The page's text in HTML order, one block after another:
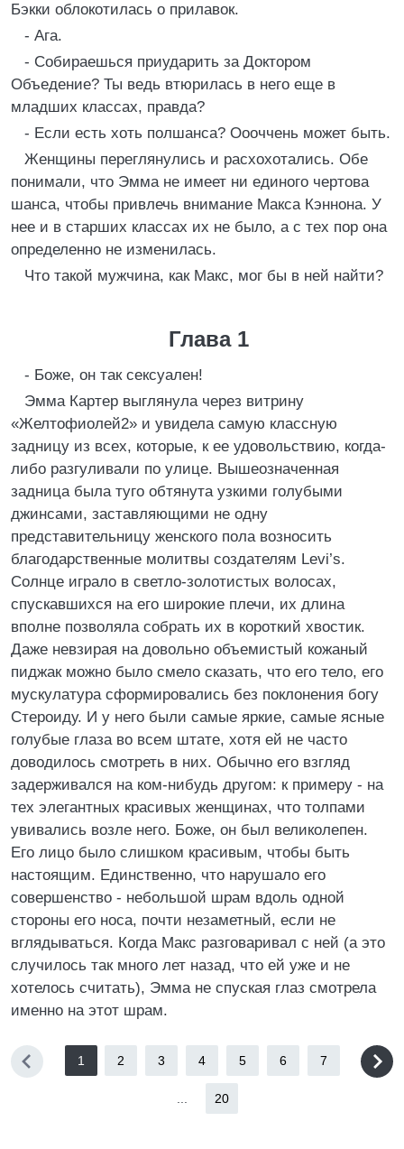
Бэкки облокотилась о прилавок.
- Ага.
- Собираешься приударить за Доктором
Объедение? Ты ведь втюрилась в него еще в
младших классах, правда?
- Если есть хоть полшанса? Оооччень может быть.
Женщины переглянулись и расхохотались. Обе
понимали, что Эмма не имеет ни единого чертова
шанса, чтобы привлечь внимание Макса Кэннона. У
нее и в старших классах их не было, а с тех пор она
определенно не изменилась.
Что такой мужчина, как Макс, мог бы в ней найти?
Глава 1
- Боже, он так сексуален!
Эмма Картер выглянула через витрину
«Желтофиолей2» и увидела самую классную
задницу из всех, которые, к ее удовольствию, когда-
либо разгуливали по улице. Вышеозначенная
задница была туго обтянута узкими голубыми
джинсами, заставляющими не одну
представительницу женского пола возносить
благодарственные молитвы создателям Levi’s.
Солнце играло в светло-золотистых волосах,
спускавшихся на его широкие плечи, их длина
вполне позволяла собрать их в короткий хвостик.
Даже невзирая на довольно объемистый кожаный
пиджак можно было смело сказать, что его тело, его
мускулатура сформировались без поклонения богу
Стероиду. И у него были самые яркие, самые ясные
голубые глаза во всем штате, хотя ей не часто
доводилось смотреть в них. Обычно его взгляд
задерживался на ком-нибудь другом: к примеру - на
тех элегантных красивых женщинах, что толпами
увивались возле него. Боже, он был великолепен.
Его лицо было слишком красивым, чтобы быть
настоящим. Единственно, что нарушало его
совершенство - небольшой шрам вдоль одной
стороны его носа, почти незаметный, если не
вглядываться. Когда Макс разговаривал с ней (а это
случилось так много лет назад, что ей уже и не
хотелось считать), Эмма не спуская глаз смотрела
именно на этот шрам.
1 2 3 4 5 6 7
20